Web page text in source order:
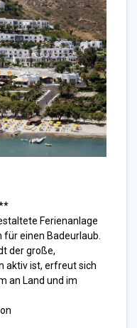
Ferienanlage
einen Badeurlaub.
der große,
aktiv ist, erfreut sich
an Land und im